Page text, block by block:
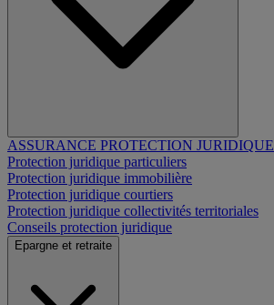
ASSURANCE PROTECTION JURIDIQUE
Protection juridique particuliers
Protection juridique immobilière
Protection juridique courtiers
Protection juridique collectivités territoriales
Conseils protection juridique
Epargne et retraite